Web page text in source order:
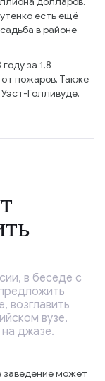
есть ещё
в районе
за 1,8
пожаров. Также
Голливуде.
в беседе с
возглавить
вузе,
джазе.
заведение может